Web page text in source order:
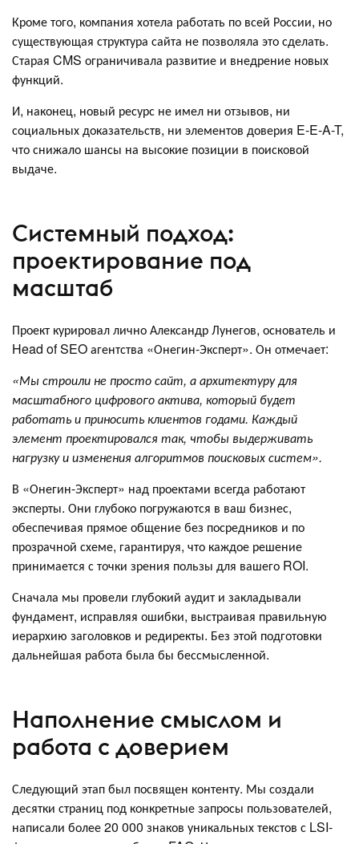
Кроме того, компания хотела работать по всей России, но
существующая структура сайта не позволяла это сделать.
Старая CMS ограничивала развитие и внедрение новых
функций.
И, наконец, новый ресурс не имел ни отзывов, ни
социальных доказательств, ни элементов доверия E-E-A-T,
что снижало шансы на высокие позиции в поисковой
выдаче.
Системный подход:
проектирование под
масштаб
Проект курировал лично Александр Лунегов, основатель и
Head of SEO агентства «Онегин-Эксперт». Он отмечает:
«Мы строили не просто сайт, а архитектуру для
масштабного цифрового актива, который будет
работать и приносить клиентов годами. Каждый
элемент проектировался так, чтобы выдерживать
нагрузку и изменения алгоритмов поисковых систем».
В «Онегин-Эксперт» над проектами всегда работают
эксперты. Они глубоко погружаются в ваш бизнес,
обеспечивая прямое общение без посредников и по
прозрачной схеме, гарантируя, что каждое решение
принимается с точки зрения пользы для вашего ROI.
Сначала мы провели глубокий аудит и закладывали
фундамент, исправляя ошибки, выстраивая правильную
иерархию заголовков и редиректы. Без этой подготовки
дальнейшая работа была бы бессмысленной.
Наполнение смыслом и
работа с доверием
Следующий этап был посвящен контенту. Мы создали
десятки страниц под конкретные запросы пользователей,
написали более 20 000 знаков уникальных текстов с LSI-